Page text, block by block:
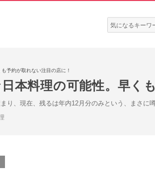
検
索:
予約が取れない注目の店に！
本料理の可能性。早く
り、現在、残るは年内12月分のみという、まさに